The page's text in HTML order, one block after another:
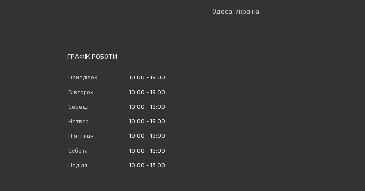
Одеса, Україна
ГРАФІК РОБОТИ
Понеділок 10:00 19:00
Вівторок 10:00 19:00
Середа 10:00 19:00
Четвер 10:00 19:00
Пʼятниця 10:00 19:00
Субота 10:00 16:00
Неділя 10:00 16:00